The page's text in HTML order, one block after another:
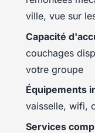
ville, vue sur
Capacité
couchages
votre groupe
Équipements
vaisselle, wifi,
Services